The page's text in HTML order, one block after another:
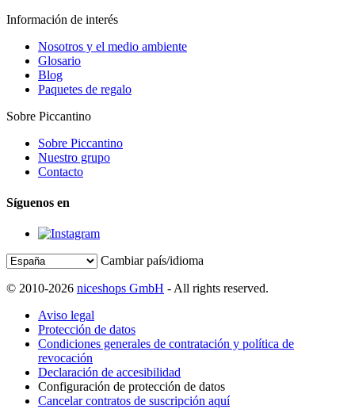
Información de interés
Nosotros y el medio ambiente
Glosario
Blog
Paquetes de regalo
Sobre Piccantino
Sobre Piccantino
Nuestro grupo
Contacto
Síguenos en
Cambiar país/idioma
© 2010-2026 niceshops GmbH - All rights reserved.
Aviso legal
Protección de datos
Condiciones generales de contratación y política de
revocación
Declaración de accesibilidad
Configuración de protección de datos
Cancelar contratos de suscripción aquí